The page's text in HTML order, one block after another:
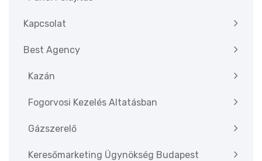
Kapcsolat
Best Agency
Kazán
Fogorvosi Kezelés Altatásban
Gázszerelő
Keresőmarketing Ügynökség Budapest